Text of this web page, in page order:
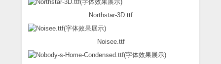
Northstar-3D.ttf
Noisee.ttf